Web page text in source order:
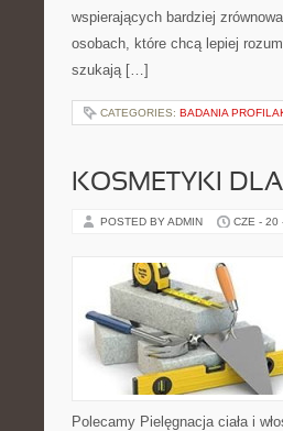
wspierających bardziej
osobach, które chcą lepiej
szukają […]
CATEGORIES: BADANIA
KOSMETYKI
POSTED BY ADMIN CZE - 20
Polecamy Pielęgnacja ciała i